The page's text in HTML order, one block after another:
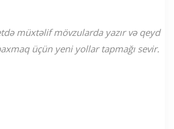
müxtəlif mövzularda yazır və qeyd
üçün yeni yollar tapmağı sevir.